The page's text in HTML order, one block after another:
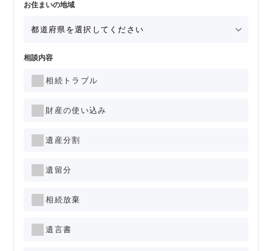
お住まいの地域
相談内容
相続トラブル
財産の使い込み
遺産分割
遺留分
相続放棄
遺言書